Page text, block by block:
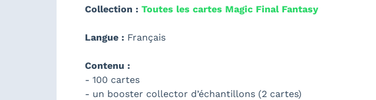
Collection : Toutes les cartes Magic Final Fantasy
Langue : Français
Contenu :
- 100 cartes
- un booster collector d’échantillons (2 cartes)